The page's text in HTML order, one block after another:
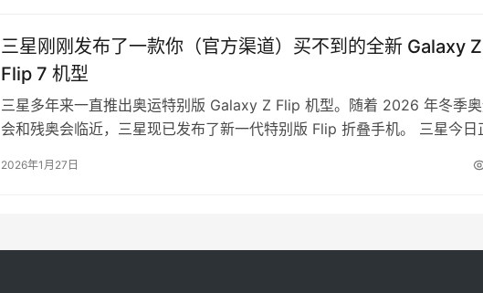
三星刚刚发布了一款你（官方渠道）买不到的全新 Galaxy Z
Flip 7 机型
三星多年来一直推出奥运特别版 Galaxy Z Flip 机型。随着 2026 年冬季
会和残奥会临近，三星现已发布了新一代特别版 Flip 折叠手机。 三星今日
特的外观设计。整机配备金色边框和摄像头装饰环，背盖为蓝色，并印有奥
2026年1月27日